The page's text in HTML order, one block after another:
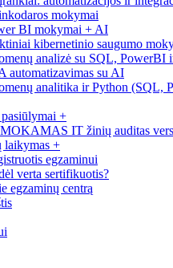
mokymai
BI mokymai + AI
kibernetinio saugumo
analizė su SQL, PowerBI
automatizavimas su AI
analitika ir Python (SQL,
+
IT žinių auditas
laikymas +
egzaminui
verta sertifikuotis?
egzaminų centrą